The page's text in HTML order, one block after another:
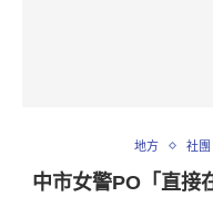
地方 社團
中市女警PO「直接